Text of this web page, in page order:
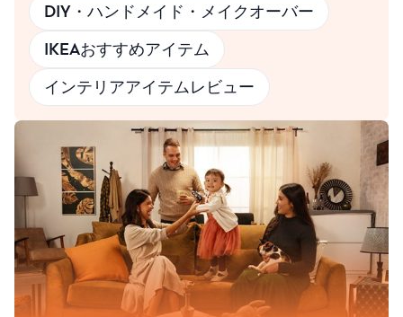
DIY・ハンドメイド・メイクオーバー
IKEAおすすめアイテム
インテリアアイテムレビュー